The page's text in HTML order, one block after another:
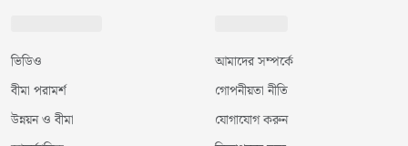
ভিডিও
বীমা পরামর্শ
উন্নয়ন ও বীমা
আমাদের সম্পর্কে
গোপনীয়তা নীতি
যোগাযোগ করুন